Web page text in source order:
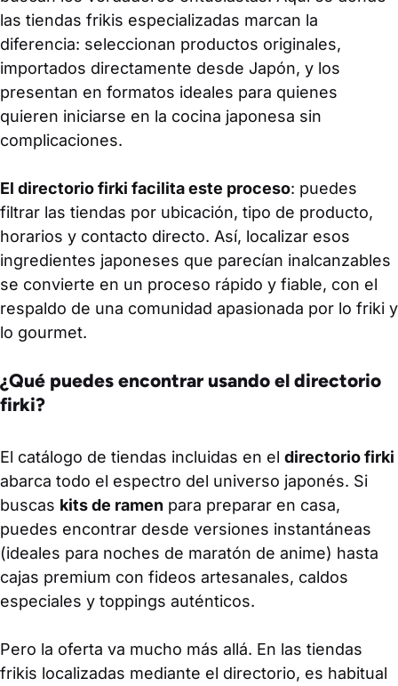
las tiendas frikis especializadas marcan la
diferencia: seleccionan productos originales,
importados directamente desde Japón, y los
presentan en formatos ideales para quienes
quieren iniciarse en la cocina japonesa sin
complicaciones.
El directorio firki facilita este proceso: puedes
filtrar las tiendas por ubicación, tipo de producto,
horarios y contacto directo. Así, localizar esos
ingredientes japoneses que parecían inalcanzables
se convierte en un proceso rápido y fiable, con el
respaldo de una comunidad apasionada por lo friki y
lo gourmet.
¿Qué puedes encontrar usando el directorio
firki?
El catálogo de tiendas incluidas en el directorio firki
abarca todo el espectro del universo japonés. Si
buscas kits de ramen para preparar en casa,
puedes encontrar desde versiones instantáneas
(ideales para noches de maratón de anime) hasta
cajas premium con fideos artesanales, caldos
especiales y toppings auténticos.
Pero la oferta va mucho más allá. En las tiendas
frikis localizadas mediante el directorio, es habitual